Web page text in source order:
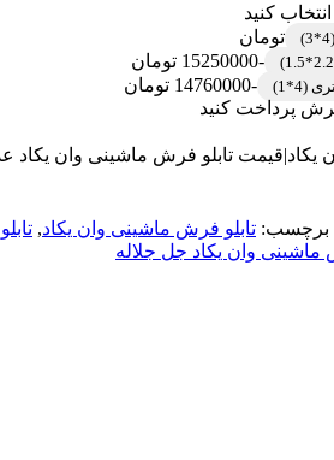
کنید
تومان
-15250000 تومان
-14760000 تومان
یکاد|قیمت تابلو فرش ماشینی وان یکاد
برچسب: تابلو فرش ماشینی وان یکاد,
ماشینی وان یکاد جل جلاله